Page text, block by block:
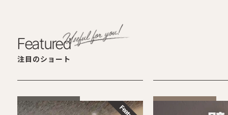
Featured
注目のショート